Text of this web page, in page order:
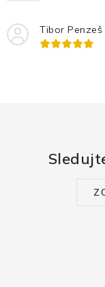
Tibor Penzeš